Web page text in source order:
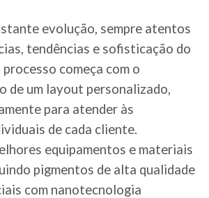
evolução, sempre atentos
tendências e sofisticação do
começa com o
de um layout personalizado,
para atender às
de cada cliente.
equipamentos e materiais
pigmentos de alta qualidade
com nanotecnologia